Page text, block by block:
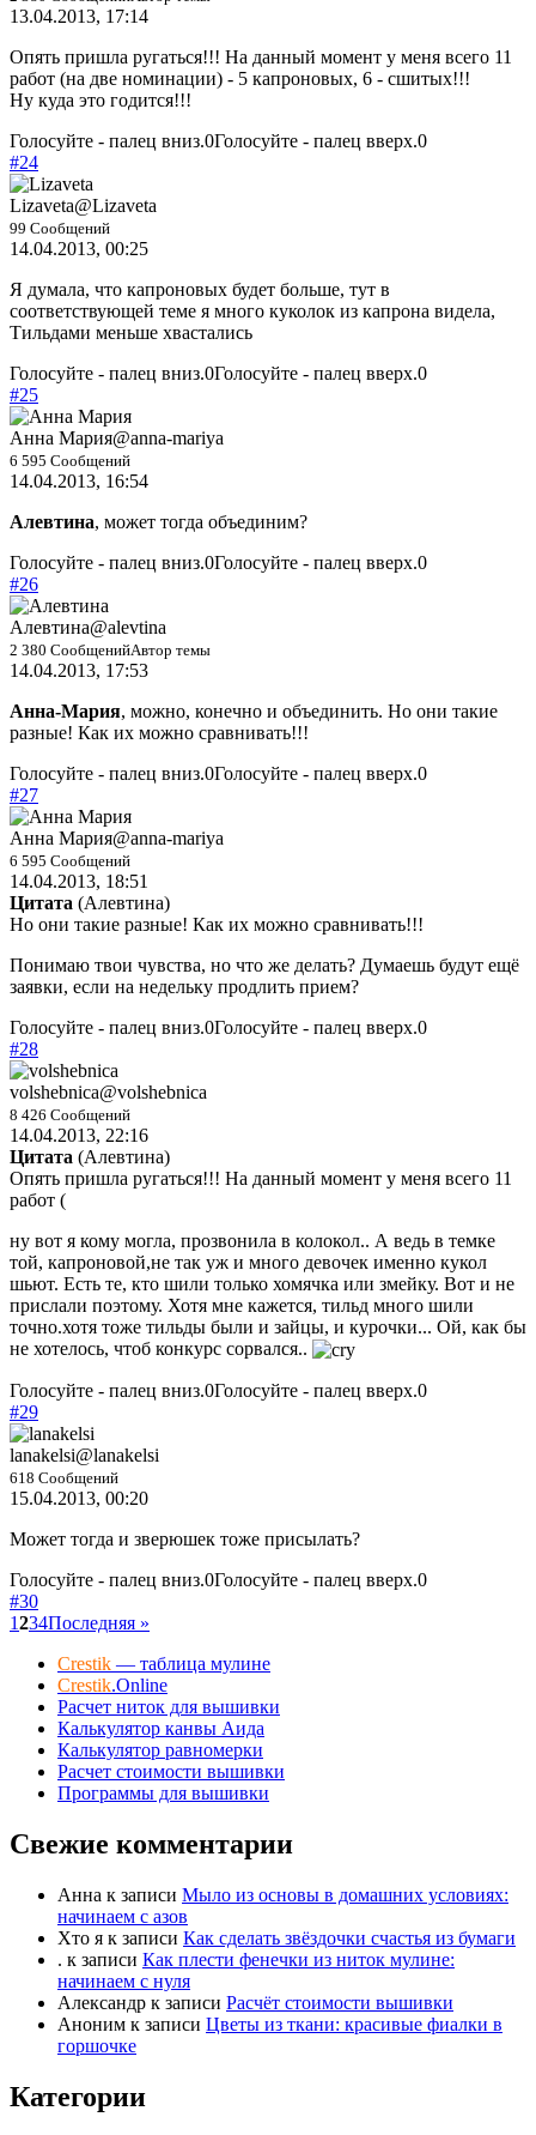
13.04.2013, 17:14
Опять пришла ругаться!!! На данный момент у меня всего 11
работ (на две номинации) - 5 капроновых, 6 - сшитых!!!
Ну куда это годится!!!
Голосуйте - палец вниз.0Голосуйте - палец вверх.0
#24
Lizaveta@Lizaveta
99 Сообщений
14.04.2013, 00:25
Я думала, что капроновых будет больше, тут в
соответствующей теме я много куколок из капрона видела,
Тильдами меньше хвастались
Голосуйте - палец вниз.0Голосуйте - палец вверх.0
#25
Анна Мария@anna-mariya
6 595 Сообщений
14.04.2013, 16:54
Алевтина, может тогда объединим?
Голосуйте - палец вниз.0Голосуйте - палец вверх.0
#26
Алевтина@alevtina
2 380 СообщенийАвтор темы
14.04.2013, 17:53
Анна-Мария, можно, конечно и объединить. Но они такие
разные! Как их можно сравнивать!!!
Голосуйте - палец вниз.0Голосуйте - палец вверх.0
#27
Анна Мария@anna-mariya
6 595 Сообщений
14.04.2013, 18:51
Цитата (Алевтина)
Но они такие разные! Как их можно сравнивать!!!
Понимаю твои чувства, но что же делать? Думаешь будут ещё
заявки, если на недельку продлить прием?
Голосуйте - палец вниз.0Голосуйте - палец вверх.0
#28
volshebnica@volshebnica
8 426 Сообщений
14.04.2013, 22:16
Цитата (Алевтина)
Опять пришла ругаться!!! На данный момент у меня всего 11
работ (
ну вот я кому могла, прозвонила в колокол.. А ведь в темке
той, капроновой,не так уж и много девочек именно кукол
шьют. Есть те, кто шили только хомячка или змейку. Вот и не
прислали поэтому. Хотя мне кажется, тильд много шили
точно.хотя тоже тильды были и зайцы, и курочки... Ой, как бы
не хотелось, чтоб конкурс сорвался..
Голосуйте - палец вниз.0Голосуйте - палец вверх.0
#29
lanakelsi@lanakelsi
618 Сообщений
15.04.2013, 00:20
Может тогда и зверюшек тоже присылать?
Голосуйте - палец вниз.0Голосуйте - палец вверх.0
#30
1234Последняя »
Crestik — таблица мулине
Crestik.Online
Расчет ниток для вышивки
Калькулятор канвы Аида
Калькулятор равномерки
Расчет стоимости вышивки
Программы для вышивки
Свежие комментарии
Анна к записи Мыло из основы в домашних условиях:
начинаем с азов
Хто я к записи Как сделать звёздочки счастья из бумаги
. к записи Как плести фенечки из ниток мулине:
начинаем с нуля
Александр к записи Расчёт стоимости вышивки
Аноним к записи Цветы из ткани: красивые фиалки в
горшочке
Категории